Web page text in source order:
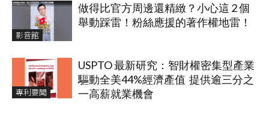
影音館
做得比官方周邊還精緻？小心這 2 個
舉動踩雷！粉絲應援的著作權地雷！
專利要聞
USPTO 最新研究：智財權密集型產業
驅動全美44%經濟產值 提供逾三分之
一高薪就業機會